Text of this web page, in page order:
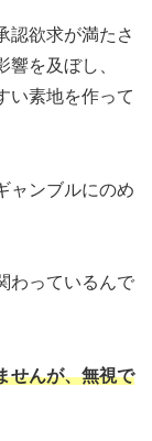
認欲求が満たさ
を及ぼし、
い素地を作って
ャンブルにのめ
わっているんで
せんが、無視で